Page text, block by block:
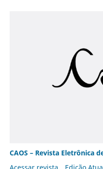
CAOS – Revista Eletrônica